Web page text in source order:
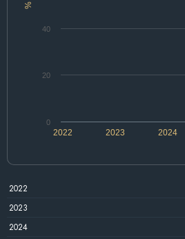
%
2022 2024
2023
0
20
40
2022
2023
2024